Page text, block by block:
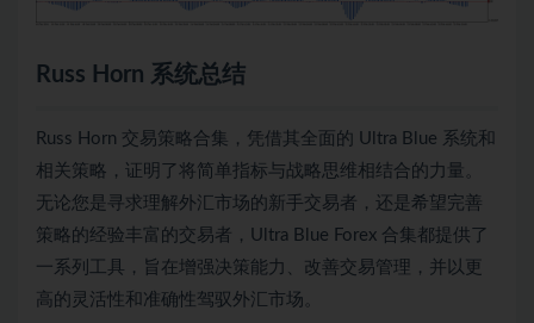
Russ Horn 系统总结
Russ Horn 交易策略合集，凭借其全面的 Ultra Blue 系统和
相关策略，证明了将简单指标与战略思维相结合的力量。
无论您是寻求理解外汇市场的新手交易者，还是希望完善
策略的经验丰富的交易者，Ultra Blue Forex 合集都提供了
一系列工具，旨在增强决策能力、改善交易管理，并以更
高的灵活性和准确性驾驭外汇市场。